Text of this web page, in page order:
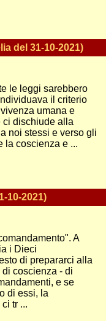
del 31-10-2021)
le leggi sarebbero
il criterio
umana e
ci dischiude alla
noi stessi e verso gli
la coscienza e ...
10-2021)
A
i Dieci
di prepararci alla
coscienza - di
e se
di essi, la
tr ...